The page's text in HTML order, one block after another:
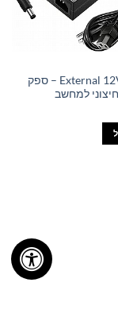
External 12V 16A PSU – ספק
למחשב